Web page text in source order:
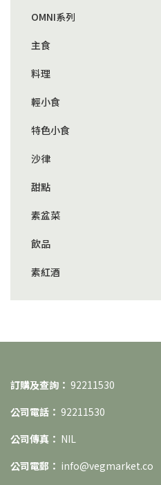
OMNI系列
主食
料理
輕小食
特色小食
沙律
甜點
素盆菜
飲品
素紅酒
訂購及查詢： 92211530
公司電話： 92211530
公司傳真： NIL
公司電郵： info@vegmarket.co